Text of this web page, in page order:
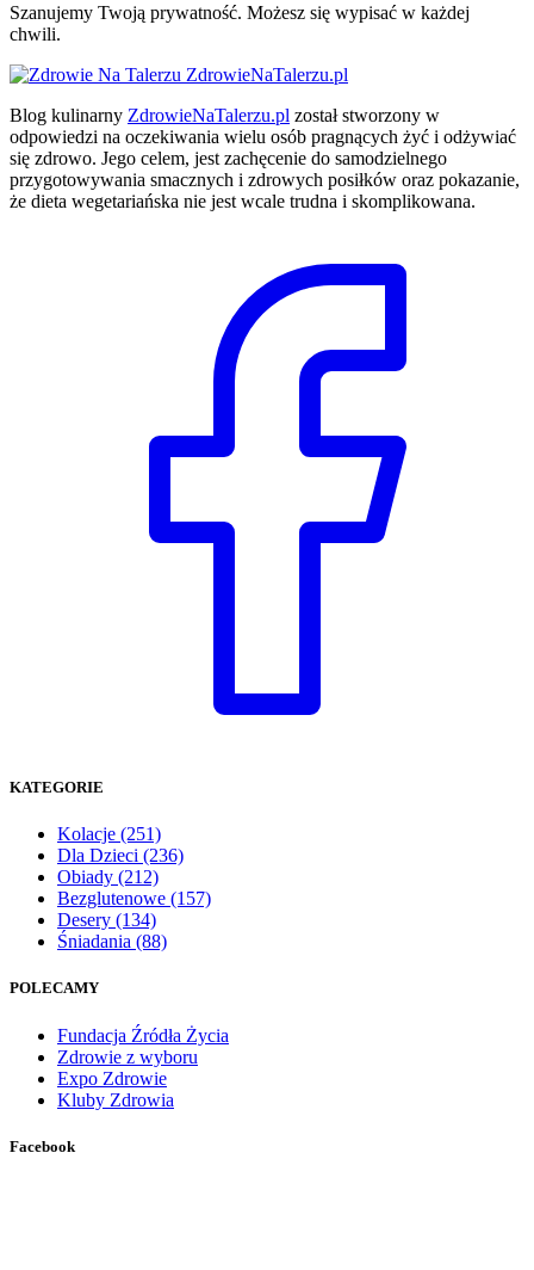
Szanujemy Twoją prywatność. Możesz się wypisać w każdej
chwili.
ZdrowieNaTalerzu.pl
Blog kulinarny ZdrowieNaTalerzu.pl został stworzony w
odpowiedzi na oczekiwania wielu osób pragnących żyć i odżywiać
się zdrowo. Jego celem, jest zachęcenie do samodzielnego
przygotowywania smacznych i zdrowych posiłków oraz pokazanie,
że dieta wegetariańska nie jest wcale trudna i skomplikowana.
KATEGORIE
Kolacje (251)
Dla Dzieci (236)
Obiady (212)
Bezglutenowe (157)
Desery (134)
Śniadania (88)
POLECAMY
Fundacja Źródła Życia
Zdrowie z wyboru
Expo Zdrowie
Kluby Zdrowia
Facebook